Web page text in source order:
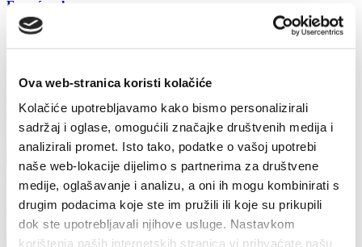
Ova web-stranica koristi kolačiće
Kolačiće upotrebljavamo kako bismo personalizirali
sadržaj i oglase, omogućili značajke društvenih medija i
analizirali promet. Isto tako, podatke o vašoj upotrebi
naše web-lokacije dijelimo s partnerima za društvene
medije, oglašavanje i analizu, a oni ih mogu kombinirati s
drugim podacima koje ste im pružili ili koje su prikupili
dok ste upotrebljavali njihove usluge. Nastavkom
korištenja naših internetskih stranica vi prihvaćate našu
Események
Exhibition of sculptures
2016. június 23. - 2016. július 14. Kaštel Sućurac
Események
Fedezzen fel többet
2026. augusztus 17.
Arias under the stars
Olvass tovább